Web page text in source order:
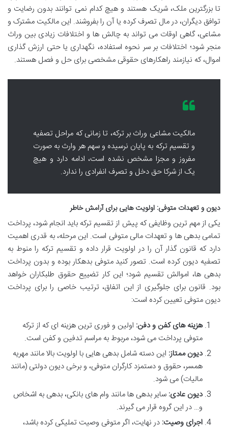
تا بزرگترین ملک، شریک هستند و هیچ کدام نمی توانند بدون رضایت و
توافق دیگران، در مال تصرف کرده یا آن را بفروشند. این مالکیت مشترک و
مشاعی، گاهی اوقات می تواند به چالش ها و اختلافات زیادی بین وراث
منجر شود؛ اختلافات بر سر نحوه استفاده، نگهداری یا حتی ارزش گذاری
اموال، که نیازمند راهکارهای حقوقی مشخصی برای حل و فصل هستند.
مالکیت مشاعی وراث بر ترکه، تا زمانی که مراحل تصفیه
و تقسیم ترکه به پایان نرسیده و سهم هر وارث به صورت
مفروز و مجزا مشخص نشده است، ادامه دارد و هیچ
یک از شرکا حق دخل و تصرف انفرادی را ندارد.
دیون و تعهدات متوفی: اولویت هایی برای آرامش خاطر
یکی از مهم ترین وظایفی که پیش از تقسیم ترکه باید انجام شود، پرداخت
تمامی بدهی ها و تعهدات مالی متوفی است. این مرحله، به قدری اهمیت
دارد که قانون گذار آن را در اولویت قرار داده و تقسیم ترکه را منوط به
تصفیه دیون کرده است. تصور کنید متوفی بدهکار بوده و بدون پرداخت
بدهی ها، اموالش تقسیم شود؛ این کار تضییع حقوق طلبکاران خواهد
بود. قانون برای جلوگیری از این اتفاق، ترتیب خاصی را برای پرداخت
دیون متوفی تعیین کرده است:
هزینه های کفن و دفن: اولین و فوری ترین هزینه ای که از ترکه
متوفی پرداخت می شود، مربوط به مراسم تدفین و کفن است.
دیون ممتاز: این دسته شامل بدهی هایی با اولویت بالا مانند مهریه
همسر، حقوق و دستمزد کارگران متوفی، و برخی دیون دولتی (مانند
مالیات) می شود.
دیون عادی: سایر بدهی ها مانند وام های بانکی، بدهی به اشخاص
و… در این گروه قرار می گیرند.
اجرای وصیت: در نهایت، اگر متوفی وصیت تملیکی کرده باشد،